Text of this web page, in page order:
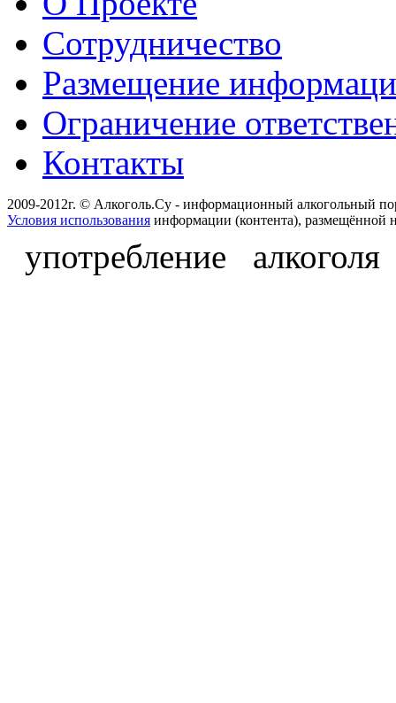
Сотрудничество
Размещение
Ограничение
Контакты
2009-2012г. © Алкоголь.Су - информационный алкогольный
Условия использования информации (контента), размещённой
употребление